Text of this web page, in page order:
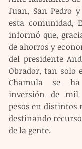
Juan, San Pedro
esta comunidad,
informó que,
de ahorros y
del presidente
Obrador, tan solo
Chamula se
inversión de mil
pesos en distintos
destinando
de la gente.